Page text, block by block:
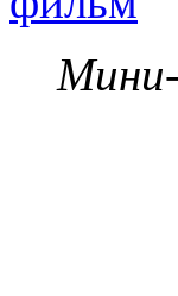
Мини-